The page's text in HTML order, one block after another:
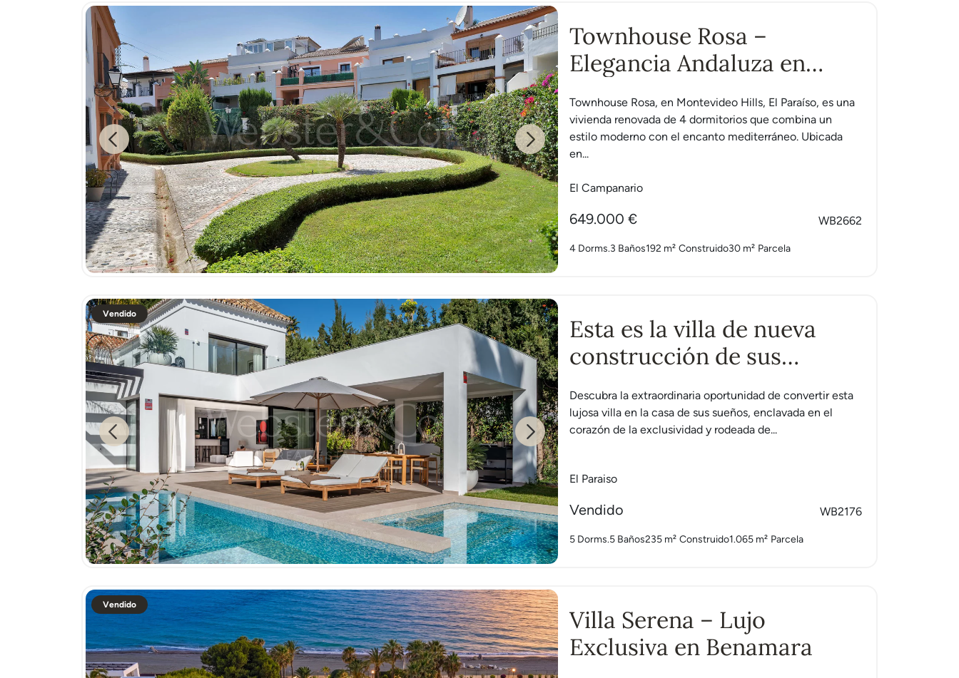
Previous Next
Townhouse Rosa –
Elegancia Andaluza en
Estepona
Townhouse Rosa, en Montevideo Hills, El Paraíso, es una
vivienda renovada de 4 dormitorios que combina un
estilo moderno con el encanto mediterráneo. Ubicada
en...
El Campanario
649.000 € WB2662
4 Dorms.3 Baños192 m² Construido30 m² Parcela
Vendido
Previous Next
Esta es la villa de nueva
construcción de sus
sueños, rodeada de
campos de golf y campo en
Benahavis
Descubra la extraordinaria oportunidad de convertir esta
lujosa villa en la casa de sus sueños, enclavada en el
corazón de la exclusividad y rodeada de...
El Paraiso
Vendido WB2176
5 Dorms.5 Baños235 m² Construido1.065 m² Parcela
Vendido
Villa Serena – Lujo
Exclusiva en Benamara